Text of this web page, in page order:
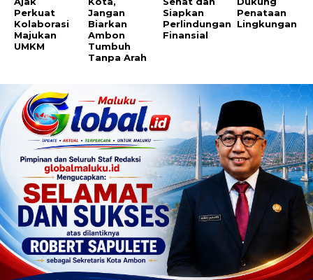
Perkuat
Kolaborasi
Majukan
UMKM
Jangan
Biarkan
Ambon
Tumbuh
Tanpa Arah
Siapkan
Perlindungan
Finansial
Penataan
Lingkungan